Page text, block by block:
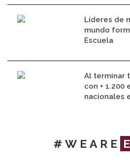
Líderes de
mundo
Escuela
Al terminar
con + 1.200
nacionales
#WEARE